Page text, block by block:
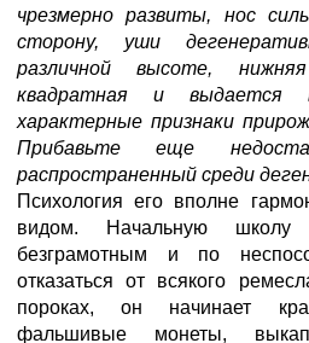
чрезмерно развиты, нос
сторону, уши
различной высоте,
квадратная и
характерные признаки
Прибавьте еще
распространенный среди
Психология его вполне
видом. Начальную
безграмотным и по
отказаться от всякого
пороках, он начинает
фальшивые монеты,